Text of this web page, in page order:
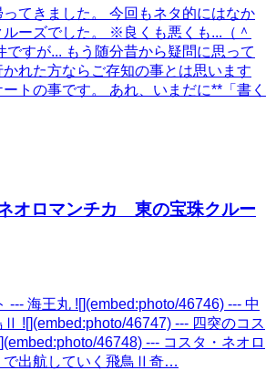
てきました。 今回もネタ的にはなか
ーズでした。 ※良くも悪くも...（＾
ですが... もう随分昔から疑問に思って
れた方ならご存知の事とは思います
トの事です。 あれ、いまだに**「書く
オロマンチカ 東の宝珠クルー
--- 海王丸 ![](embed:photo/46746) --- 中
![](embed:photo/46747) --- 四突のコス
46748) --- コスタ・ネオロ
で出航していく飛鳥Ⅱ奇…